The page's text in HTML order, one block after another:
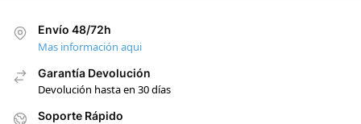
Envío 48/72h
Mas información aqui
Garantía Devolución
Devolución hasta en 30 días
Soporte Rápido